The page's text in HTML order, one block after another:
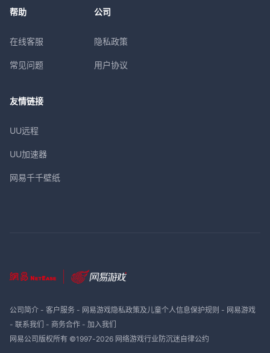
帮助
在线客服
常见问题
公司
隐私政策
用户协议
友情链接
UU远程
UU加速器
网易千千壁纸
公司简介- 客户服务- 网易游戏隐私政策及儿童个人信息保护规则 - 网易游戏
- 联系我们 - 商务合作- 加入我们
网易公司版权所有 ©1997-2026 网络游戏行业防沉迷自律公约